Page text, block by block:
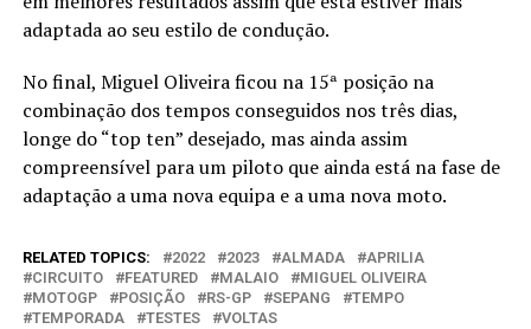
adaptada ao seu estilo de condução.
No final, Miguel Oliveira ficou na 15ª posição na
combinação dos tempos conseguidos nos três dias,
longe do “top ten” desejado, mas ainda assim
compreensível para um piloto que ainda está na fase de
adaptação a uma nova equipa e a uma nova moto.
RELATED TOPICS: 2022 2023 ALMADA
APRILIA
CIRCUITO
FEATURED MALAIO
MIGUEL OLIVEIRA
MOTOGP
POSIÇÃO RS-GP SEPANG
TEMPO
TEMPORADA
TESTES VOLTAS